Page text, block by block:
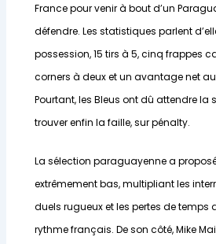
France pour venir à bout d’un
défendre. Les statistiques parlent
possession, 15 tirs à 5, cinq frappes
corners à deux et un avantage net
Pourtant, les Bleus ont dû attendre la
trouver enfin la faille, sur pénalty.
La sélection paraguayenne a
extrêmement bas, multipliant les
duels rugueux et les pertes de temps
rythme français. De son côté, Mike